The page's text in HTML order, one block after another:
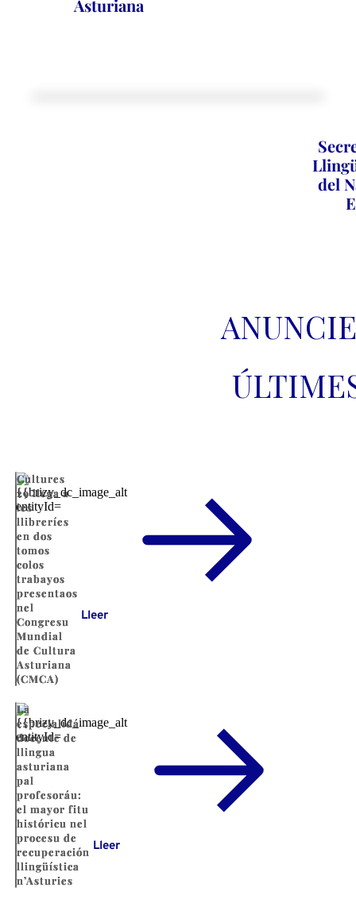
Asturiana
del
Cultures
29 llega a
les
llibreríes
en dos
tomos
colos
trabayos
presentaos
nel
Congresu
Mundial
de Cultura
Asturiana
(CMCA)
Lleer
La
especialidá
docente de
llingua
asturiana
pal
profesoráu:
el mayor fitu
históricu nel
procesu de
recuperación
llingüística
n’Asturies
Lleer